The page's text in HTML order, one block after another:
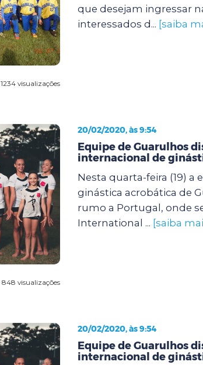
1234 visualizações
que desejam ingressar
interessados d... [saiba
848 visualizações
20/02/2020, às 9:54
Equipe de Guarulhos
internacional de
Nesta quarta-feira (19) a
ginástica acrobática de
rumo a Portugal, onde
International ... [saiba
20/02/2020, às 9:54
Equipe de Guarulhos
internacional de